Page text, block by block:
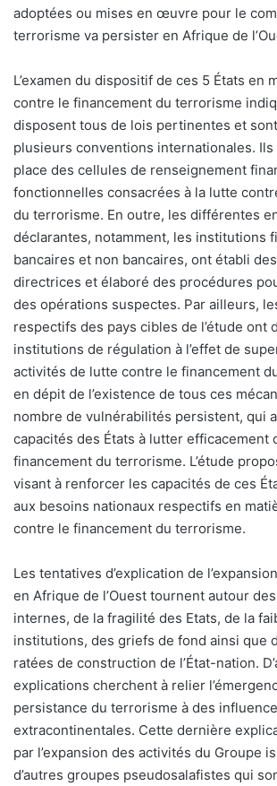
adoptées ou mises en œuvre pour le
terrorisme va persister en Afrique de
L’examen du dispositif de ces 5 États en
contre le financement du terrorisme
disposent tous de lois pertinentes et
plusieurs conventions internationales. Ils
place des cellules de renseignement
fonctionnelles consacrées à la lutte
du terrorisme. En outre, les différentes
déclarantes, notamment, les institutions
bancaires et non bancaires, ont établi
directrices et élaboré des procédures
des opérations suspectes. Par ailleurs,
respectifs des pays cibles de l’étude ont
institutions de régulation à l’effet de
activités de lutte contre le financement
en dépit de l’existence de tous ces
nombre de vulnérabilités persistent, qui
capacités des États à lutter efficacement
financement du terrorisme. L’étude
visant à renforcer les capacités de ces
aux besoins nationaux respectifs en
contre le financement du terrorisme.
Les tentatives d’explication de
en Afrique de l’Ouest tournent autour
internes, de la fragilité des Etats, de la
institutions, des griefs de fond ainsi que
ratées de construction de l’État-nation.
explications cherchent à relier
persistance du terrorisme à des
extracontinentales. Cette dernière
par l’expansion des activités du Groupe
d’autres groupes pseudosalafistes qui